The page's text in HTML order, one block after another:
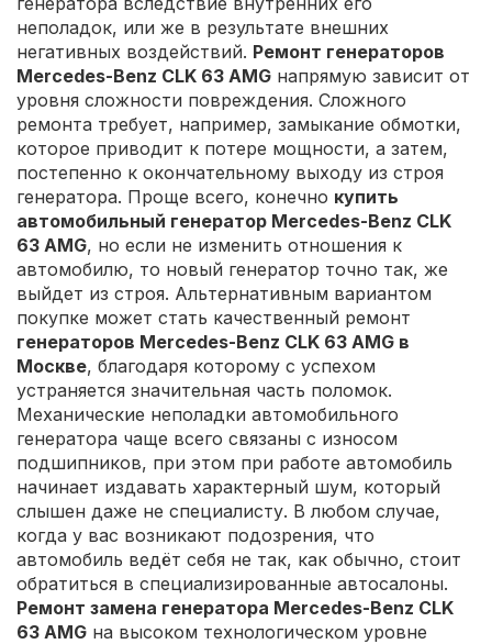
неполадок, или же в результате внешних
негативных воздействий. Ремонт генераторов
Mercedes-Benz CLK 63 AMG напрямую зависит от
уровня сложности повреждения. Сложного
ремонта требует, например, замыкание обмотки,
которое приводит к потере мощности, а затем,
постепенно к окончательному выходу из строя
генератора. Проще всего, конечно купить
автомобильный генератор Mercedes-Benz CLK
63 AMG, но если не изменить отношения к
автомобилю, то новый генератор точно так, же
выйдет из строя. Альтернативным вариантом
покупке может стать качественный ремонт
генераторов Mercedes-Benz CLK 63 AMG в
Москве, благодаря которому с успехом
устраняется значительная часть поломок.
Механические неполадки автомобильного
генератора чаще всего связаны с износом
подшипников, при этом при работе автомобиль
начинает издавать характерный шум, который
слышен даже не специалисту. В любом случае,
когда у вас возникают подозрения, что
автомобиль ведёт себя не так, как обычно, стоит
обратиться в специализированные автосалоны.
Ремонт замена генератора Mercedes-Benz CLK
63 AMG на высоком технологическом уровне